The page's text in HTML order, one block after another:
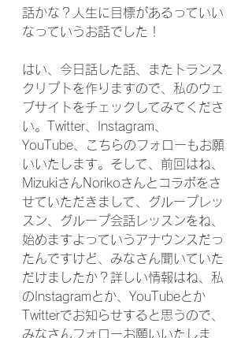
話かな？人生に目標があるっていい
なっていうお話でした！
はい、今日話した話、またトランス
クリプトを作りますので、私のウェ
ブサイトをチェックしてみてくださ
い。Twitter、Instagram、
YouTube、こちらのフォローもお願
いいたします。そして、前回はね、
MizukiさんNorikoさんとコラボをさ
せていただきまして、グループレッ
スン、グループ会話レッスンをね、
始めますよっていうアナウンスだっ
たんですけど、みなさん聞いていた
だけましたか？詳しい情報はね、私
のInstagramとか、YouTubeとか
Twitterでお知らせすると思うので、
みなさんフォローお願いいたしま